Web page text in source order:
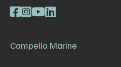
Campello Marine